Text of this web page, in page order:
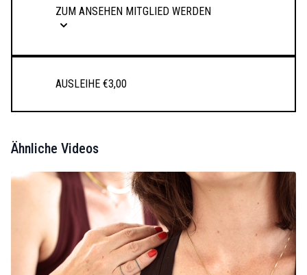
Zum Ansehen Mitglied werden
Ausleihe €3,00
Ähnliche Videos